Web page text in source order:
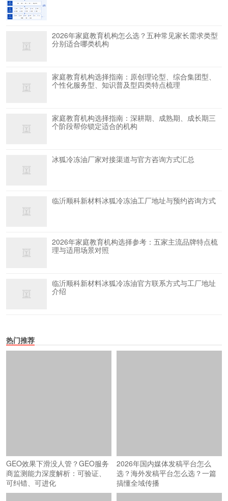
2026年家庭教育机构怎么选？五种常见家长需求类型
分别适合哪类机构
家庭教育机构选择指南：原创理论型、综合集团型、
个性化服务型、知识普及型四类特点梳理
家庭教育机构选择指南：深耕期、成熟期、成长期三
个阶段帮你锁定适合的机构
冰狐冷冻油厂家对接渠道与官方咨询方式汇总
临沂顺科新材料冰狐冷冻油工厂地址与预约咨询方式
2026年家庭教育机构选择参考：五家主流品牌特点梳
理与适用场景对照
临沂顺科新材料冰狐冷冻油官方联系方式与工厂地址
介绍
热门推荐